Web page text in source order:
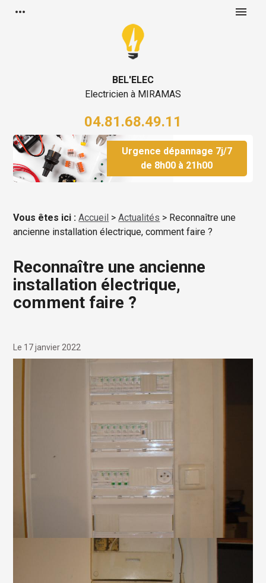
more_horiz menu
BEL'ELEC
Electricien à MIRAMAS
04.81.68.49.11
Urgence dépannage 7j/7
de 8h00 à 21h00
Vous êtes ici : Accueil >Actualités > Reconnaître une
ancienne installation électrique, comment faire ?
Reconnaître une ancienne
installation électrique,
comment faire ?
Le 17 janvier 2022